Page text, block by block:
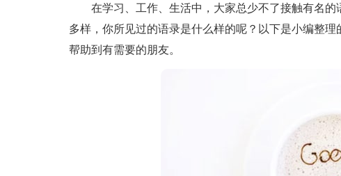
在学习、工作、生活中，大家总少不了接触有名的
多样，你所见过的语录是什么样的呢？以下是小编整
帮助到有需要的朋友。